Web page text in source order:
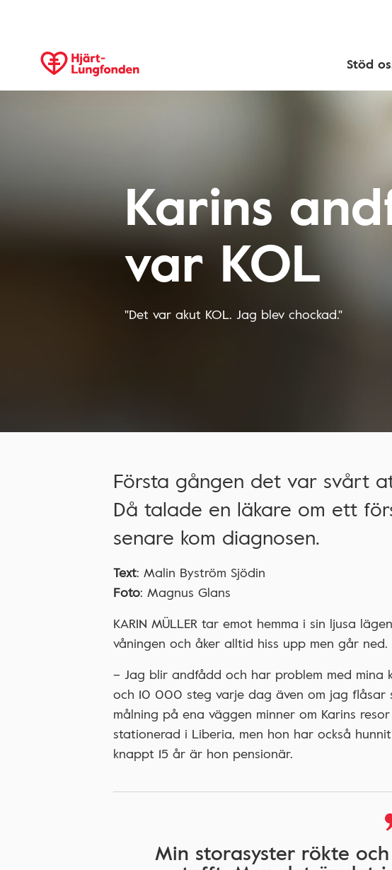
Stöd
Karins
var KOL
"Det var akut KOL. Jag blev chockad."
Första gången det var svårt
Då talade en läkare om ett
senare kom diagnosen.
Text: Malin Byström Sjödin
Foto: Magnus Glans
KARIN MÜLLER tar emot hemma i sin ljusa
våningen och åker alltid hiss upp men går ned.
– Jag blir andfådd och har problem med
och 10 000 steg varje dag även om jag flåsar
målning på ena väggen minner om Karins
stationerad i Liberia, men hon har också
knappt 15 år är hon pensionär.
Min storasyster rökte